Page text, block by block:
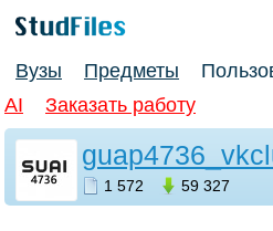
Вузы Предметы
AI
Заказать работу
1 572 59 327